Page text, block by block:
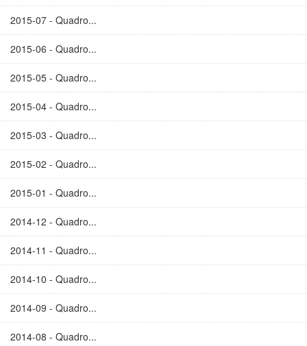
2015-07 - Quadro...
2015-06 - Quadro...
2015-05 - Quadro...
2015-04 - Quadro...
2015-03 - Quadro...
2015-02 - Quadro...
2015-01 - Quadro...
2014-12 - Quadro...
2014-11 - Quadro...
2014-10 - Quadro...
2014-09 - Quadro...
2014-08 - Quadro...